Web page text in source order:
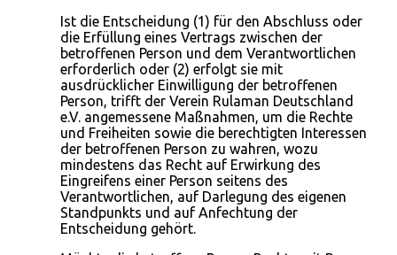
Ist die Entscheidung (1) für den Abschluss oder
die Erfüllung eines Vertrags zwischen der
betroffenen Person und dem Verantwortlichen
erforderlich oder (2) erfolgt sie mit
ausdrücklicher Einwilligung der betroffenen
Person, trifft der Verein Rulaman Deutschland
e.V. angemessene Maßnahmen, um die Rechte
und Freiheiten sowie die berechtigten Interessen
der betroffenen Person zu wahren, wozu
mindestens das Recht auf Erwirkung des
Eingreifens einer Person seitens des
Verantwortlichen, auf Darlegung des eigenen
Standpunkts und auf Anfechtung der
Entscheidung gehört.